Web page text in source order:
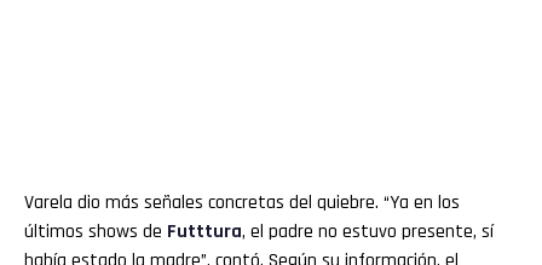
Varela dio más señales concretas del quiebre. “Ya en los
últimos shows de Futttura, el padre no estuvo presente, sí